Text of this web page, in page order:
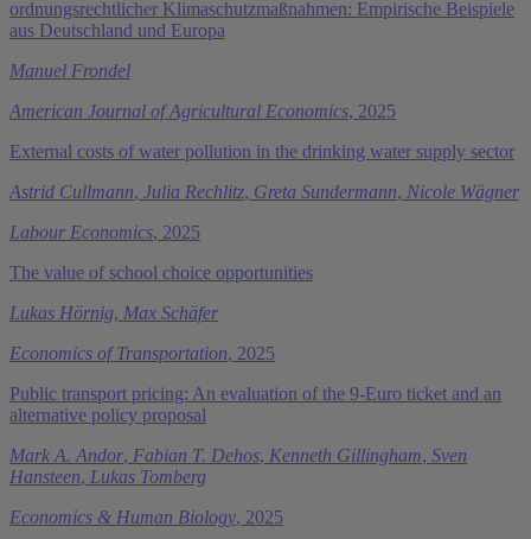
ordnungsrechtlicher Klimaschutzmaßnahmen: Empirische Beispiele
aus Deutschland und Europa
Manuel Frondel
American Journal of Agricultural Economics, 2025
External costs of water pollution in the drinking water supply sector
Astrid Cullmann, Julia Rechlitz, Greta Sundermann, Nicole Wägner
Labour Economics, 2025
The value of school choice opportunities
Lukas Hörnig, Max Schäfer
Economics of Transportation, 2025
Public transport pricing: An evaluation of the 9-Euro ticket and an
alternative policy proposal
Mark A. Andor, Fabian T. Dehos, Kenneth Gillingham, Sven
Hansteen, Lukas Tomberg
Economics & Human Biology, 2025